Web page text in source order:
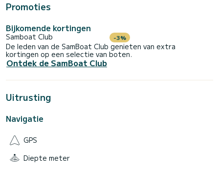
Promoties
Bijkomende kortingen
Samboat Club -3%
De leden van de SamBoat Club genieten van extra
kortingen op een selectie van boten.
Ontdek de SamBoat Club
Uitrusting
Navigatie
GPS
Diepte meter